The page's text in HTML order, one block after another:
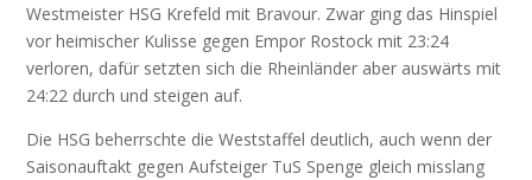
Westmeister HSG Krefeld mit Bravour. Zwar ging das Hinspiel
vor heimischer Kulisse gegen Empor Rostock mit 23:24
verloren, dafür setzten sich die Rheinländer aber auswärts mit
24:22 durch und steigen auf.
Die HSG beherrschte die Weststaffel deutlich, auch wenn der
Saisonauftakt gegen Aufsteiger TuS Spenge gleich misslang